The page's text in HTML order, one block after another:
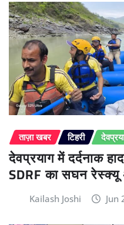
ताज़ा खबर टिहरी
देवप्रयाग में दर्दनाक
SDRF का सघन रेस्क्यू
Kailash Joshi Jun